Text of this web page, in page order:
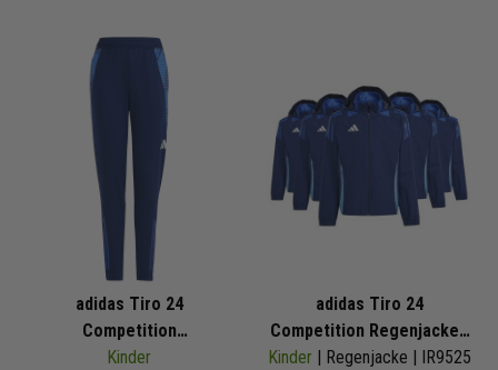
adidas Tiro 24
Competition
Trainingshose
Kinder
adidas Tiro 24
Competition Regenjacken
Satz
Kinder | Regenjacke | IR9525